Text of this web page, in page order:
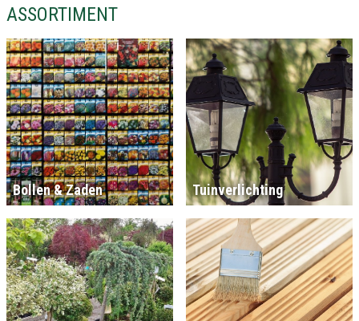
ASSORTIMENT
Bollen & Zaden Tuinverlichting